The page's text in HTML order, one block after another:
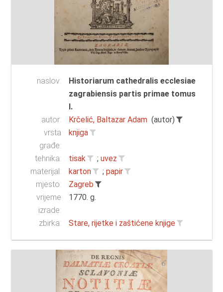
naslov:
Historiarum cathedralis ecclesiae
zagrabiensis partis primae tomus
I.
autor:
Krčelić, Baltazar Adam (autor)
vrsta
građe:
knjiga
tehnika: tisak ; uvez
materijal:
karton ; papir
mjesto:
Zagreb
vrijeme
izrade:
1770. g.
zbirka: Stare, rijetke i zaštićene knjige